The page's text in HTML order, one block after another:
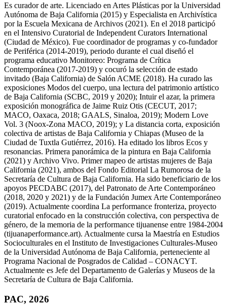
Es curador de arte. Licenciado en Artes Plásticas por la Universidad
Autónoma de Baja California (2015) y Especialista en Archivística
por la Escuela Mexicana de Archivos (2021). En el 2018 participó
en el Intensivo Curatorial de Independent Curators International
(Ciudad de México). Fue coordinador de programas y co-fundador
de Periférica (2014-2019), periodo durante el cual diseñó el
programa educativo Monitoreo: Programa de Crítica
Contemporánea (2017-2019) y cocuró la selección de estado
invitado (Baja California) de Salón ACME (2018). Ha curado las
exposiciones Modos del cuerpo, una lectura del patrimonio artístico
de Baja California (SCBC, 2019 y 2020); Intuir el azar, la primera
exposición monográfica de Jaime Ruiz Otis (CECUT, 2017;
MACO, Oaxaca, 2018; GAALS, Sinaloa, 2019); Modern Love
Vol. 3 (Noox-Zona MACO, 2019); y La distancia corta, exposición
colectiva de artistas de Baja California y Chiapas (Museo de la
Ciudad de Tuxtla Gutiérrez, 2016). Ha editado los libros Ecos y
resonancias. Primera panorámica de la pintura en Baja California
(2021) y Archivo Vivo. Primer mapeo de artistas mujeres de Baja
California (2021), ambos del Fondo Editorial La Rumorosa de la
Secretaría de Cultura de Baja California. Ha sido beneficiario de los
apoyos PECDABC (2017), del Patronato de Arte Contemporáneo
(2018, 2020 y 2021) y de la Fundación Jumex Arte Contemporáneo
(2019). Actualmente coordina La performance fronteriza, proyecto
curatorial enfocado en la construcción colectiva, con perspectiva de
género, de la memoria de la performance tijuanense entre 1984-2004
(tijuanaperformance.art). Actualmente cursa la Maestría en Estudios
Socioculturales en el Instituto de Investigaciones Culturales-Museo
de la Universidad Autónoma de Baja California, perteneciente al
Programa Nacional de Posgrados de Calidad – CONACYT.
Actualmente es Jefe del Departamento de Galerías y Museos de la
Secretaría de Cultura de Baja California.
PAC, 2026